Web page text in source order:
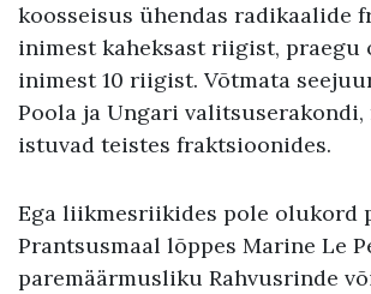
koosseisus ühendas radikaalide
inimest kaheksast riigist, praegu
inimest 10 riigist. Võtmata
Poola ja Ungari
istuvad teistes fraktsioonides.
Ega liikmesriikides pole olukord
Prantsusmaal lõppes Marine Le
paremäärmusliku Rahvusrinde